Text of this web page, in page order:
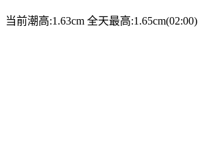
当前潮高:1.63cm 全天最高:1.65cm(02:00)